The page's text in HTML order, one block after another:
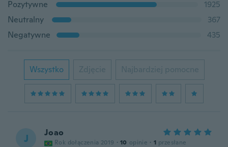
Pozytywne
1925
Neutralny
367
Negatywne
435
Wszystko Zdjęcie Najbardziej pomocne
J Joao
Rok dołączenia 2019 · 10 opinie · 1 przesłane